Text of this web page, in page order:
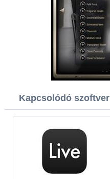
Kapcsolódó szoftver